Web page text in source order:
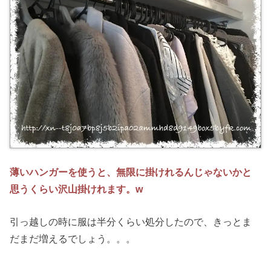
薄いハンガーを使うと、無限に掛けれるんじゃないかと
思うくらい沢山掛けれます。w
引っ越しの時に服は半分くらい処分したので、きっとま
だまだ増えるでしょう。。。